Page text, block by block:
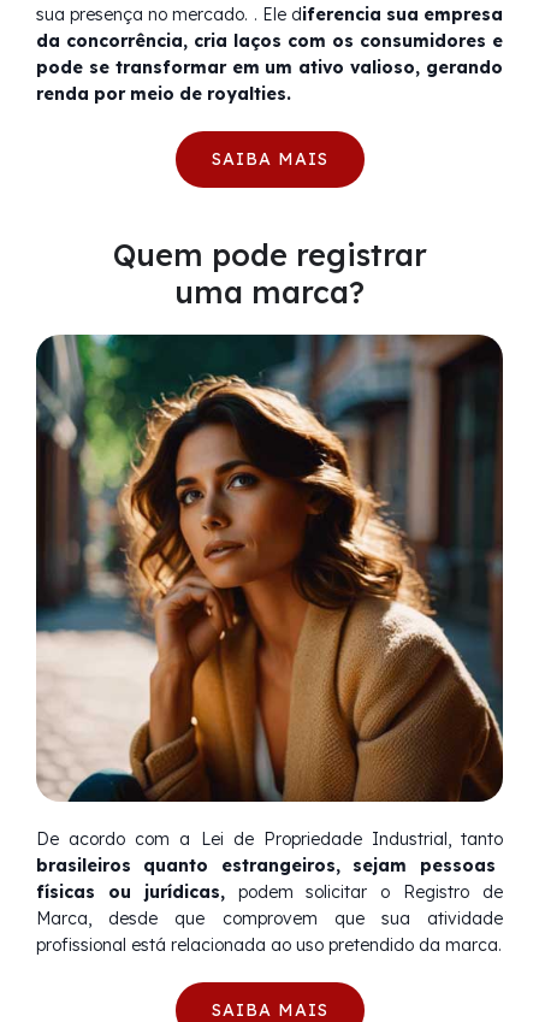
sua presença no mercado. . Ele diferencia sua empresa
da concorrência, cria laços com os consumidores e
pode se transformar em um ativo valioso, gerando
renda por meio de royalties.
SAIBA MAIS
Quem pode registrar
uma marca?
De acordo com a Lei de Propriedade Industrial, tanto
brasileiros quanto estrangeiros, sejam pessoas
físicas ou jurídicas, podem solicitar o Registro de
Marca, desde que comprovem que sua atividade
profissional está relacionada ao uso pretendido da marca.
SAIBA MAIS